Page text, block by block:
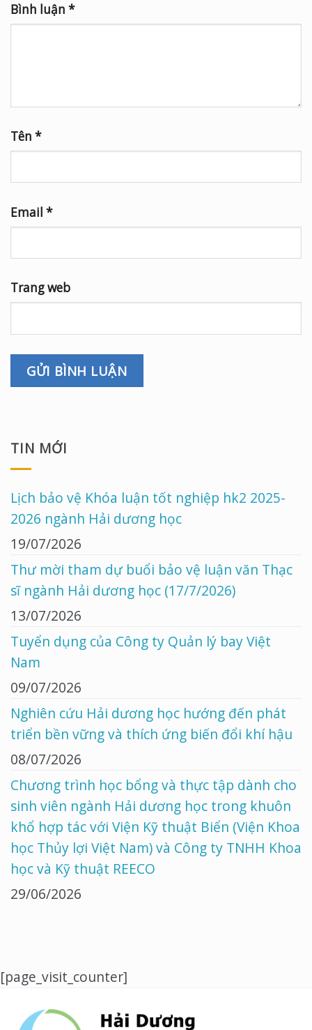
Bình luận *
Tên *
Email *
Trang web
TIN MỚI
Lịch bảo vệ Khóa luận tốt nghiệp hk2 2025-
2026 ngành Hải dương học
19/07/2026
Thư mời tham dự buổi bảo vệ luận văn Thạc
sĩ ngành Hải dương học (17/7/2026)
13/07/2026
Tuyển dụng của Công ty Quản lý bay Việt
Nam
09/07/2026
Nghiên cứu Hải dương học hướng đến phát
triển bền vững và thích ứng biến đổi khí hậu
08/07/2026
Chương trình học bổng và thực tập dành cho
sinh viên ngành Hải dương học trong khuôn
khổ hợp tác với Viện Kỹ thuật Biển (Viện Khoa
học Thủy lợi Việt Nam) và Công ty TNHH Khoa
học và Kỹ thuật REECO
29/06/2026
[page_visit_counter]